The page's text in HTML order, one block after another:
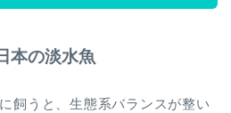
本の淡水魚
飼うと、生態系バランスが整い